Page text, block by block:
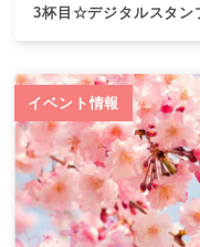
3杯目☆デジタルスタン
イベント情報